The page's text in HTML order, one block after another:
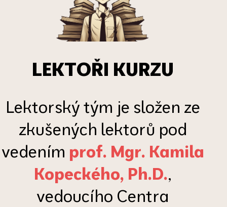
LEKTOŘI KURZU
Lektorský tým je složen ze
zkušených lektorů pod
vedením prof. Mgr. Kamila
Kopeckého, Ph.D.,
vedoucího Centra